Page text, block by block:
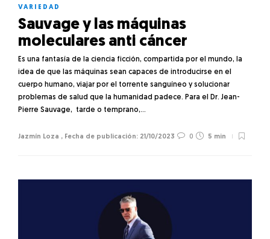
VARIEDAD
Sauvage y las máquinas
moleculares anti cáncer
Es una fantasía de la ciencia ficción, compartida por el mundo, la
idea de que las máquinas sean capaces de introducirse en el
cuerpo humano, viajar por el torrente sanguíneo y solucionar
problemas de salud que la humanidad padece. Para el Dr. Jean-
Pierre Sauvage, tarde o temprano,…
Jazmín Loza , 21/10/2023 0 5 min